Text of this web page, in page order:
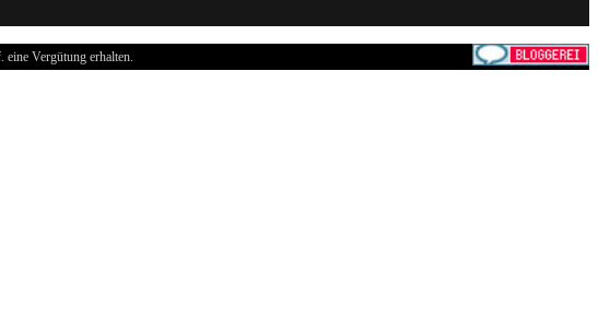
Vergütung erhalten.